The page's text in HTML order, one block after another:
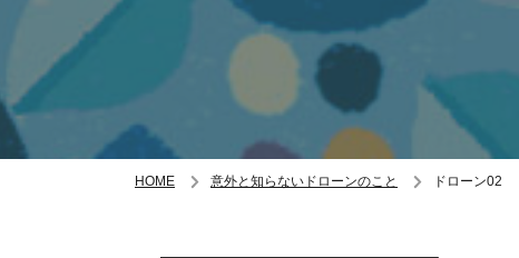
HOME 意外と知らないドローンのこと ドローン02